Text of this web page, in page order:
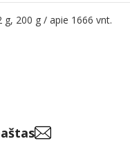
200 g / apie 1666 vnt.